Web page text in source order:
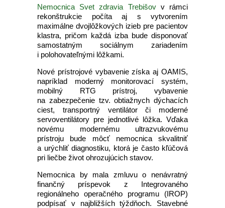
Nemocnica Svet zdravia Trebišovv rámci
rekonštrukcie počíta aj s vytvorením
maximálne dvojlôžkových izieb pre pacientov
klastra, pričom každá izba bude disponovať
samostatným sociálnym zariadením
i polohovateľnými lôžkami.
Nové prístrojové vybavenie získa aj OAMIS,
napríklad moderný monitorovací systém,
mobilný RTG prístroj, vybavenie
na zabezpečenie tzv. obtiažnych dýchacích
ciest, transportný ventilátor či moderné
servoventilátory pre jednotlivé lôžka. Vďaka
novému modernému ultrazvukovému
prístroju bude môcť nemocnica skvalitniť
a urýchliť diagnostiku, ktorá je často kľúčová
pri liečbe život ohrozujúcich stavov.
Nemocnica by mala zmluvu o nenávratný
finančný príspevok z Integrovaného
regionálneho operačného programu (IROP)
podpísať v najbližších týždňoch. Stavebné